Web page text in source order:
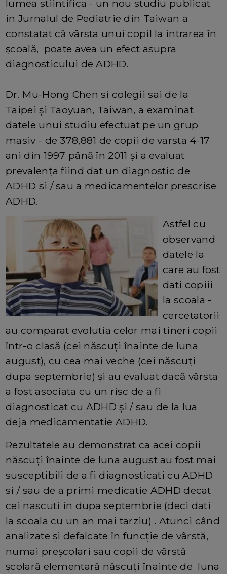
lumea stiintifica - un nou studiu publicat
in Jurnalul de Pediatrie din Taiwan a
constatat că vârsta unui copil la intrarea în
școală, poate avea un efect asupra
diagnosticului de ADHD.
Dr. Mu-Hong Chen si colegii sai de la
Taipei și Taoyuan, Taiwan, a examinat
datele unui studiu efectuat pe un grup
masiv - de 378,881 de copii de varsta 4-17
ani din 1997 până în 2011 și a evaluat
prevalența fiind dat un diagnostic de
ADHD si / sau a medicamentelor prescrise
ADHD.
Astfel cu
observand
datele la
care au fost
dati copiii
la scoala -
cercetatorii
au comparat evolutia celor mai tineri copii
într-o clasă (cei născuți înainte de luna
august), cu cea mai veche (cei născuți
dupa septembrie) și au evaluat dacă vârsta
a fost asociata cu un risc de a fi
diagnosticat cu ADHD și / sau de la lua
deja medicamentatie ADHD.
Rezultatele au demonstrat ca acei copii
născuți înainte de luna august au fost mai
susceptibili de a fi diagnosticati cu ADHD
si / sau de a primi medicatie ADHD decat
cei nascuti in dupa septembrie (deci dati
la scoala cu un an mai tarziu) . Atunci când
analizate și defalcate în funcție de vârstă,
numai preșcolari sau copii de vârstă
școlară elementară născuți înainte de luna